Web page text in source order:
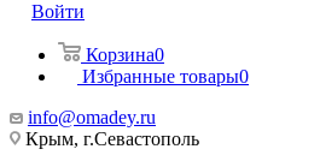
Войти
Корзина0
Избранные товары0
info@omadey.ru
Крым, г.Севастополь